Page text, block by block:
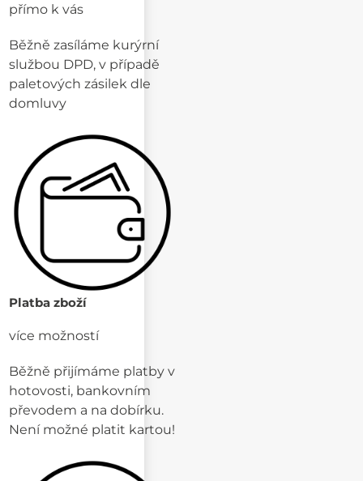
přímo k vás
Běžně zasíláme kurýrní
službou DPD, v případě
paletových zásilek dle
domluvy
Platba zboží
více možností
Běžně přijímáme platby v
hotovosti, bankovním
převodem a na dobírku.
Není možné platit kartou!